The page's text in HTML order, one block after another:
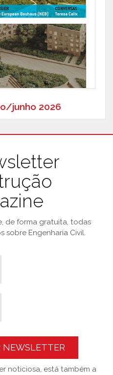
junho 2026
de forma gratuita, todas
sobre Engenharia Civil.
NEWSLETTER
noticiosa, está também a